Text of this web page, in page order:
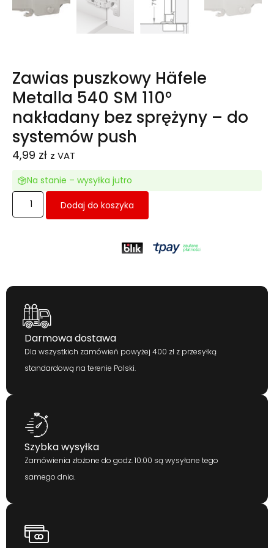
Zawias puszkowy Häfele
Metalla 540 SM 110°
nakładany bez sprężyny – do
systemów push
4,99 zł z VAT
Na stanie – wysyłka jutro
Dodaj do koszyka
Darmowa dostawa
Dla wszystkich zamówień powyżej 400 zł z przesyłką
standardową na terenie Polski.
Szybka wysyłka
Zamówienia złożone do godz. 10:00 są wysyłane tego
samego dnia.